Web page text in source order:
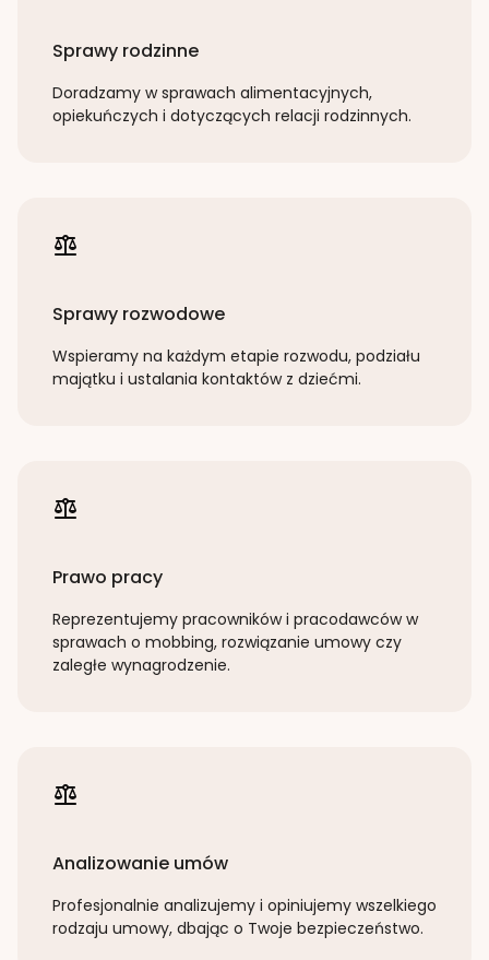
Sprawy rodzinne
Doradzamy w sprawach alimentacyjnych,
opiekuńczych i dotyczących relacji rodzinnych.
Sprawy rozwodowe
Wspieramy na każdym etapie rozwodu, podziału
majątku i ustalania kontaktów z dziećmi.
Prawo pracy
Reprezentujemy pracowników i pracodawców w
sprawach o mobbing, rozwiązanie umowy czy
zaległe wynagrodzenie.
Analizowanie umów
Profesjonalnie analizujemy i opiniujemy wszelkiego
rodzaju umowy, dbając o Twoje bezpieczeństwo.